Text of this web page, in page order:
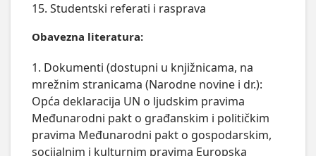
Obavezna literatura:
1. Dokumenti (dostupni u knjižnicama, na
mrežnim stranicama (Narodne novine i dr.):
Opća deklaracija UN o ljudskim pravima
Međunarodni pakt o građanskim i političkim
pravima Međunarodni pakt o gospodarskim,
socijalnim i kulturnim pravima Europska